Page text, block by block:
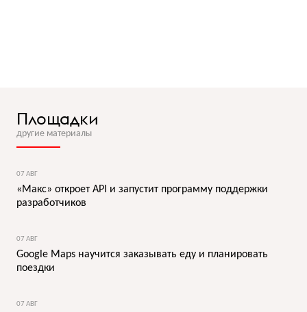
Площадки
другие материалы
07 АВГ
«Макс» откроет API и запустит программу поддержки
разработчиков
07 АВГ
Google Maps научится заказывать еду и планировать
поездки
07 АВГ